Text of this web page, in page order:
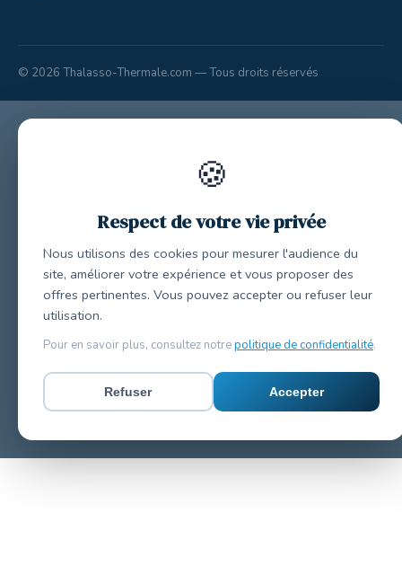
© 2026 Thalasso-Thermale.com — Tous droits réservés
🍪
Respect de votre vie privée
Nous utilisons des cookies pour mesurer l'audience du
site, améliorer votre expérience et vous proposer des
offres pertinentes. Vous pouvez accepter ou refuser leur
utilisation.
Pour en savoir plus, consultez notrepolitique de confidentialité.
Refuser Accepter